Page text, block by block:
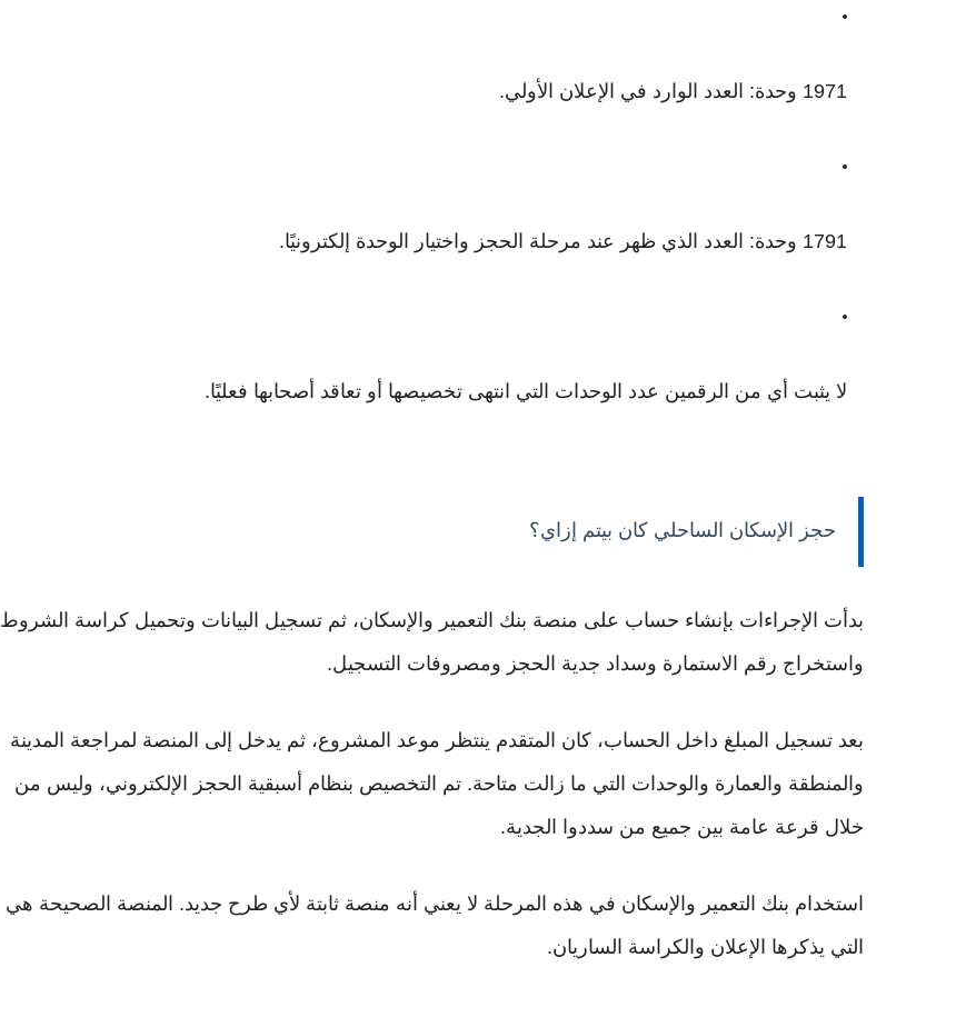
1971 وحدة: العدد الوارد في الإعلان الأولي.
1791 وحدة: العدد الذي ظهر عند مرحلة الحجز واختيار الوحدة إلكترونيًا.
لا يثبت أي من الرقمين عدد الوحدات التي انتهى تخصيصها أو تعاقد أصحابها فعليًا.
حجز الإسكان الساحلي كان بيتم إزاي؟
بدأت الإجراءات بإنشاء حساب على منصة بنك التعمير والإسكان، ثم تسجيل البيانات وتحميل كراسة الشروط
واستخراج رقم الاستمارة وسداد جدية الحجز ومصروفات التسجيل.
بعد تسجيل المبلغ داخل الحساب، كان المتقدم ينتظر موعد المشروع، ثم يدخل إلى المنصة لمراجعة المدينة
والمنطقة والعمارة والوحدات التي ما زالت متاحة. تم التخصيص بنظام أسبقية الحجز الإلكتروني، وليس من
خلال قرعة عامة بين جميع من سددوا الجدية.
استخدام بنك التعمير والإسكان في هذه المرحلة لا يعني أنه منصة ثابتة لأي طرح جديد. المنصة الصحيحة هي
التي يذكرها الإعلان والكراسة الساريان.